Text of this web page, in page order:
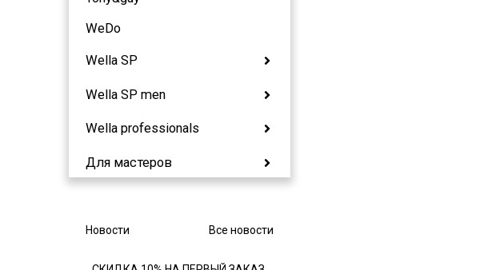
WeDo
Wella SP
Wella SP men
Wella professionals
Для мастеров
Новости Все новости